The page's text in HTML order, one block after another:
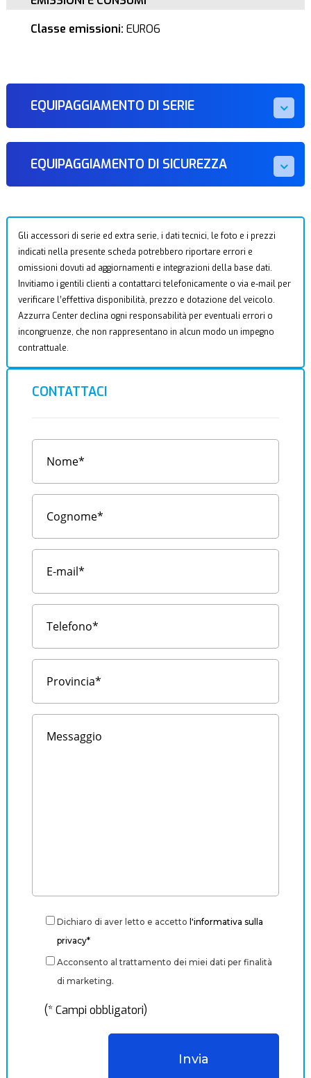
Classe emissioni: EURO6
EQUIPAGGIAMENTO DI SERIE
EQUIPAGGIAMENTO DI SICUREZZA
Gli accessori di serie ed extra serie, i dati tecnici, le foto e i prezzi
indicati nella presente scheda potrebbero riportare errori e
omissioni dovuti ad aggiornamenti e integrazioni della base dati.
Invitiamo i gentili clienti a contattarci telefonicamente o via e-mail per
verificare l’effettiva disponibilità, prezzo e dotazione del veicolo.
Azzurra Center declina ogni responsabilità per eventuali errori o
incongruenze, che non rappresentano in alcun modo un impegno
contrattuale.
CONTATTACI
Dichiaro di aver letto e accetto l'informativa sulla
privacy*
Acconsento al trattamento dei miei dati per finalità
di marketing.
(* Campi obbligatori)